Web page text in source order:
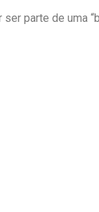
parte de uma